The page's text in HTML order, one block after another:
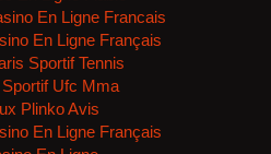
En Ligne Francais
En Ligne Français
Sportif Tennis
Ufc Mma
Plinko Avis
En Ligne Français